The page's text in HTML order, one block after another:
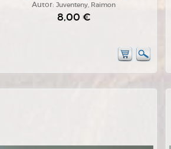
Autor: Juventeny, Raimon
8,00 €